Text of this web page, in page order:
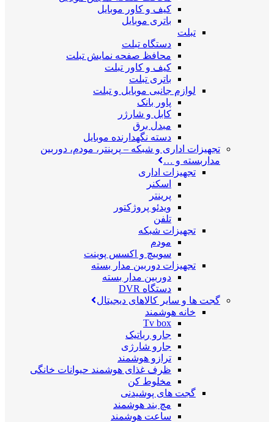
کیف و کاور موبایل
باتری موبایل
تبلت
دستگاه تبلت
محافظ صفحه نمایش تبلت
کیف و کاور تبلت
باتری تبلت
لوازم جانبی موبایل و تبلت
پاور بانک
کابل و شارژر
مبدل برق
دسته نگهدارنده موبایل
تجهیزات اداری و شبکه – پرینتر، مودم، دوربین
مداربسته و …
تجهیزات اداری
اسکنر
پرینتر
ویدئو پروژکتور
تلفن
تجهیزات شبکه
مودم
سوییچ و اکسس پوینت
تجهیزات دوربین مدار بسته
دوربین مدار بسته
دستگاه DVR
گجت ها و سایر کالاهای دیجیتال
خانه هوشمند
Tv box
جارو رباتیک
جارو شارژی
ترازو هوشمند
ظرف غذای هوشمند حیوانات خانگی
مخلوط کن
گجت های پوشیدنی
مچ بند هوشمند
ساعت هوشمند